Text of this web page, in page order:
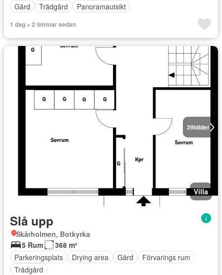
Gård
Trädgård Panoramautsikt
1 dag + 2 timmar sedan
39bilder
Villa
Slå upp
Skärholmen, Botkyrka
5 Rum
368 m²
Parkeringsplats
Drying area Gård
Förvarings rum
Trädgård